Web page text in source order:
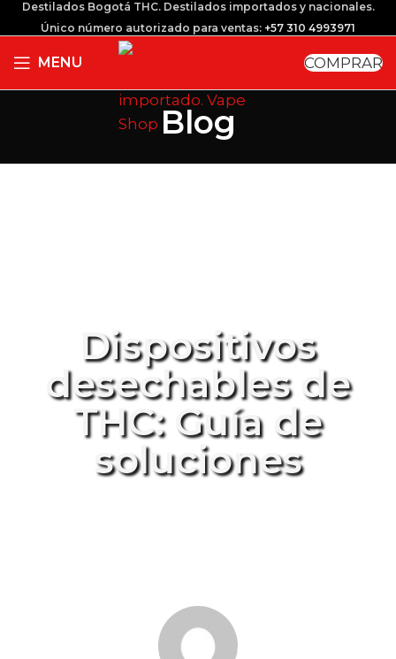
Destilados Bogotá THC. Destilados importados y nacionales.
Único número autorizado para ventas: +57 310 4993971
MENU COMPRAR
Blog
Dispositivos
desechables de
THC: Guía de
soluciones